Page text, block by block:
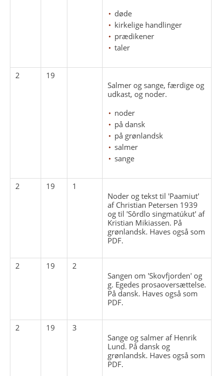
døde
kirkelige handlinger
prædikener
taler
2
19
Salmer og sange, færdige og
udkast, og noder.
noder
på dansk
på grønlandsk
salmer
sange
2 19
1
Noder og tekst til 'Paamiut'
af Christian Petersen 1939
og til 'Sôrdlo singmatúkut' af
Kristian Mikiassen. På
grønlandsk. Haves også som
PDF.
2 19
2
Sangen om 'Skovfjorden' og
g. Egedes prosaoversættelse.
På dansk. Haves også som
PDF.
2 19
3
Sange og salmer af Henrik
Lund. På dansk og
grønlandsk. Haves også som
PDF.